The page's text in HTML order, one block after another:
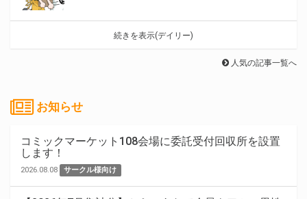
続きを表示(デイリー)
人気の記事一覧へ
お知らせ
コミックマーケット108会場に委託受付回収所を設置
します！
2026.08.08 サークル様向け